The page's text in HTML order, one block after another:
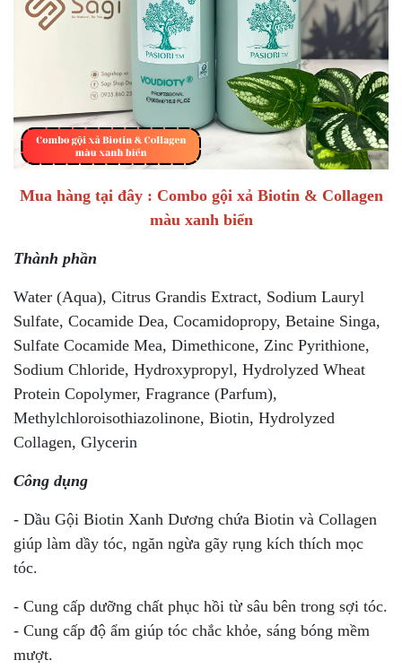
Mua hàng tại đây : Combo gội xả Biotin & Collagen
màu xanh biển
Thành phần
Water (Aqua), Citrus Grandis Extract, Sodium Lauryl
Sulfate, Cocamide Dea, Cocamidopropy, Betaine Singa,
Sulfate Cocamide Mea, Dimethicone, Zinc Pyrithione,
Sodium Chloride, Hydroxypropyl, Hydrolyzed Wheat
Protein Copolymer, Fragrance (Parfum),
Methylchloroisothiazolinone, Biotin, Hydrolyzed
Collagen, Glycerin
Công dụng
- Dầu Gội Biotin Xanh Dương chứa Biotin và Collagen
giúp làm dầy tóc, ngăn ngừa gãy rụng kích thích mọc
tóc.
- Cung cấp dưỡng chất phục hồi từ sâu bên trong sợi tóc.
- Cung cấp độ ẩm giúp tóc chắc khỏe, sáng bóng mềm
mượt.